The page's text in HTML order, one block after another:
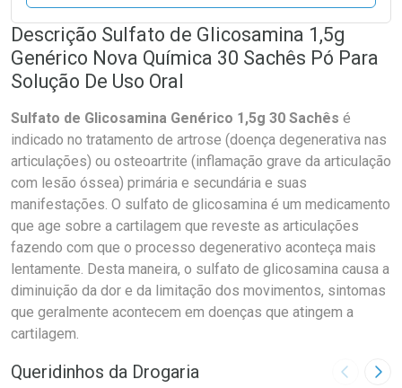
Descrição Sulfato de Glicosamina 1,5g
Genérico Nova Química 30 Sachês Pó Para
Solução De Uso Oral
Sulfato de Glicosamina Genérico 1,5g 30 Sachês é
indicado no tratamento de artrose (doença degenerativa nas
articulações) ou osteoartrite (inflamação grave da articulação
com lesão óssea) primária e secundária e suas
manifestações. O sulfato de glicosamina é um medicamento
que age sobre a cartilagem que reveste as articulações
fazendo com que o processo degenerativo aconteça mais
lentamente. Desta maneira, o sulfato de glicosamina causa a
diminuição da dor e da limitação dos movimentos, sintomas
que geralmente acontecem em doenças que atingem a
cartilagem.
Queridinhos da Drogaria Imagem